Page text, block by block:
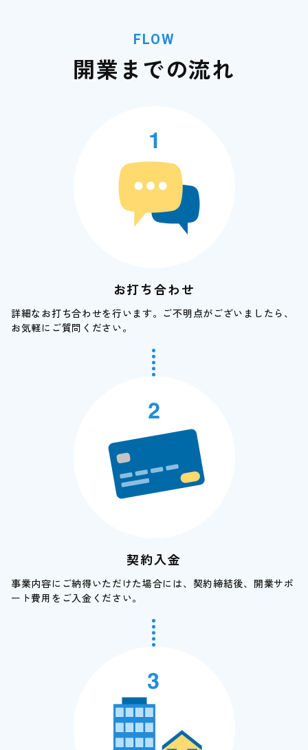
FLOW
開業までの流れ
お打ち合わせ
詳細なお打ち合わせを行います。ご不明点がございましたら、
お気軽にご質問ください。
契約入金
事業内容にご納得いただけた場合には、契約締結後、開業サポ
ート費用をご入金ください。